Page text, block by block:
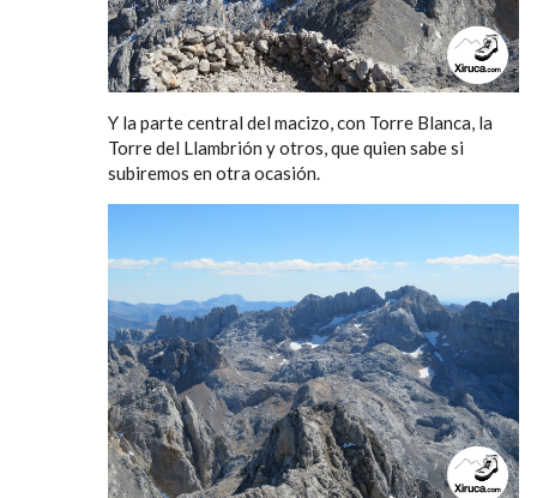
Y la parte central del macizo, con Torre Blanca, la
Torre del Llambrión y otros, que quien sabe si
subiremos en otra ocasión.